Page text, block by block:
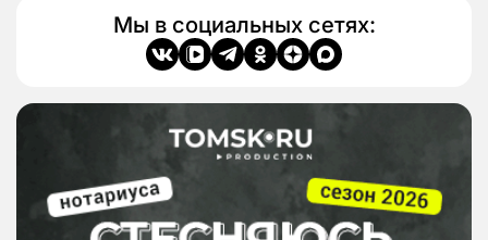
Мы в социальных сетях: